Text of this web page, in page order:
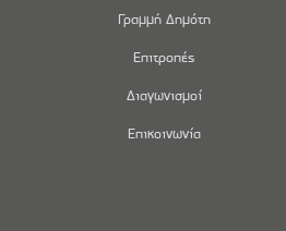
Γραμμή Δημότη
Επιτροπές
Διαγωνισμοί
Επικοινωνία